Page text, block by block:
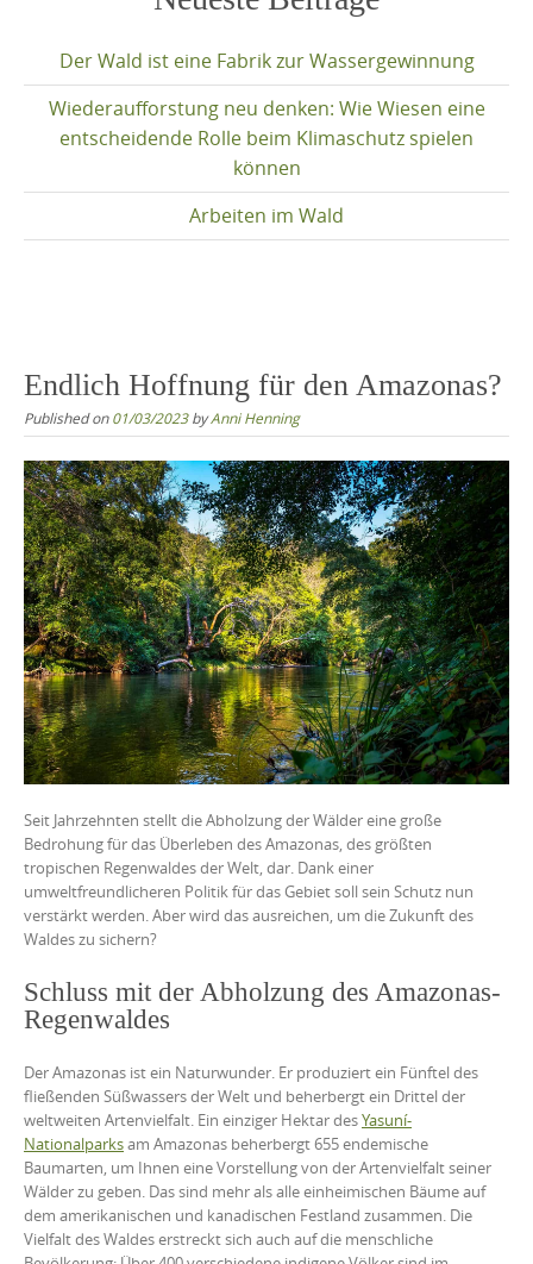
Der Wald ist eine Fabrik zur Wassergewinnung
Wiederaufforstung neu denken: Wie Wiesen eine
entscheidende Rolle beim Klimaschutz spielen
können
Arbeiten im Wald
Endlich Hoffnung für den Amazonas?
Published on01/03/2023byAnni Henning
Seit Jahrzehnten stellt die Abholzung der Wälder eine große
Bedrohung für das Überleben des Amazonas, des größten
tropischen Regenwaldes der Welt, dar. Dank einer
umweltfreundlicheren Politik für das Gebiet soll sein Schutz nun
verstärkt werden. Aber wird das ausreichen, um die Zukunft des
Waldes zu sichern?
Schluss mit der Abholzung des Amazonas-
Regenwaldes
Der Amazonas ist ein Naturwunder. Er produziert ein Fünftel des
fließenden Süßwassers der Welt und beherbergt ein Drittel der
weltweiten Artenvielfalt. Ein einziger Hektar desYasuní-
Nationalparksam Amazonas beherbergt 655 endemische
Baumarten, um Ihnen eine Vorstellung von der Artenvielfalt seiner
Wälder zu geben. Das sind mehr als alle einheimischen Bäume auf
dem amerikanischen und kanadischen Festland zusammen. Die
Vielfalt des Waldes erstreckt sich auch auf die menschliche